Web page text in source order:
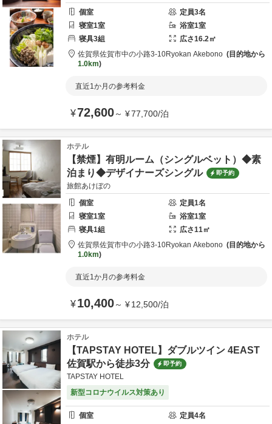
個室
定員3名
寝室1室 浴室1室
寝具3組 広さ16.2㎡
佐賀県佐賀市中の小路3-10Ryokan Akebono
目的地から
1.0km
直近1か月の参考料金
¥72,600～ ¥77,700/泊
ホテル
【禁煙】有明ルーム（シングルベット）◆素
泊まり◆デザイナーズシングル
即予約
旅館あけぼの
個室
定員1名
寝室1室 浴室1室
寝具1組 広さ11㎡
佐賀県佐賀市中の小路3-10Ryokan Akebono
目的地から
1.0km
直近1か月の参考料金
¥10,400～ ¥12,500/泊
ホテル
【TAPSTAY HOTEL】ダブルツイン 4EAST
佐賀駅から徒歩3分
即予約
TAPSTAY HOTEL
新型コロナウイルス対策あり
個室 定員4名